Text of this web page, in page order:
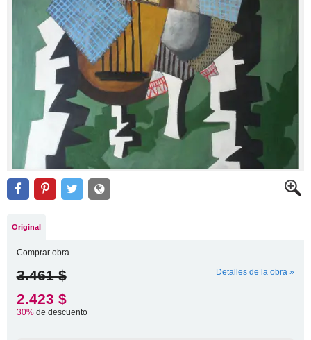
Original
Comprar obra
3.461 $ Detalles de la obra »
2.423 $
30%de descuento